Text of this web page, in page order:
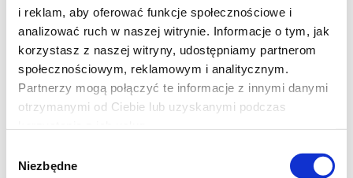
i reklam, aby oferować funkcje społecznościowe i
analizować ruch w naszej witrynie. Informacje o tym, jak
korzystasz z naszej witryny, udostępniamy partnerom
społecznościowym, reklamowym i analitycznym.
Partnerzy mogą połączyć te informacje z innymi danymi
otrzymanymi od Ciebie lub uzyskanymi podczas
zgody
Niezbędne